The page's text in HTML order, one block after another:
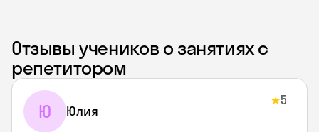
Отзывы учеников о занятиях с
репетитором
Ю Юлия
★5